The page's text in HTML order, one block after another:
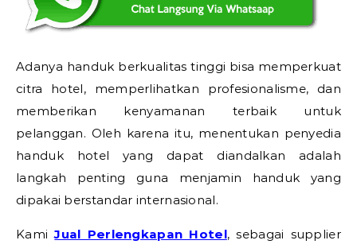
Adanya handuk berkualitas tinggi bisa memperkuat
citra hotel, memperlihatkan profesionalisme, dan
memberikan kenyamanan terbaik untuk
pelanggan. Oleh karena itu, menentukan penyedia
handuk hotel yang dapat diandalkan adalah
langkah penting guna menjamin handuk yang
dipakai berstandar internasional.
KamiJual Perlengkapan Hotel, sebagai supplier